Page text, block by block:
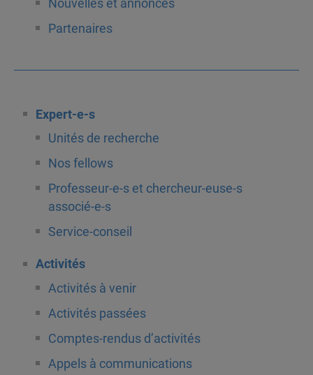
Nouvelles et annonces
Partenaires
Expert-e-s
Unités de recherche
Nos fellows
Professeur-e-s et chercheur-euse-s
associé-e-s
Service-conseil
Activités
Activités à venir
Activités passées
Comptes-rendus d’activités
Appels à communications